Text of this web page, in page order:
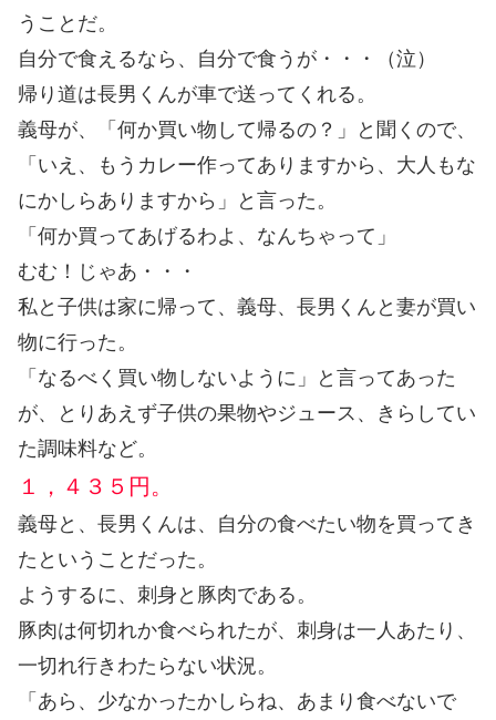
うことだ。
自分で食えるなら、自分で食うが・・・（泣）
帰り道は長男くんが車で送ってくれる。
義母が、「何か買い物して帰るの？」と聞くので、
「いえ、もうカレー作ってありますから、大人もな
にかしらありますから」と言った。
「何か買ってあげるわよ、なんちゃって」
むむ！じゃあ・・・
私と子供は家に帰って、義母、長男くんと妻が買い
物に行った。
「なるべく買い物しないように」と言ってあった
が、とりあえず子供の果物やジュース、きらしてい
た調味料など。
１，４３５円。
義母と、長男くんは、自分の食べたい物を買ってき
たということだった。
ようするに、刺身と豚肉である。
豚肉は何切れか食べられたが、刺身は一人あたり、
一切れ行きわたらない状況。
「あら、少なかったかしらね、あまり食べないで